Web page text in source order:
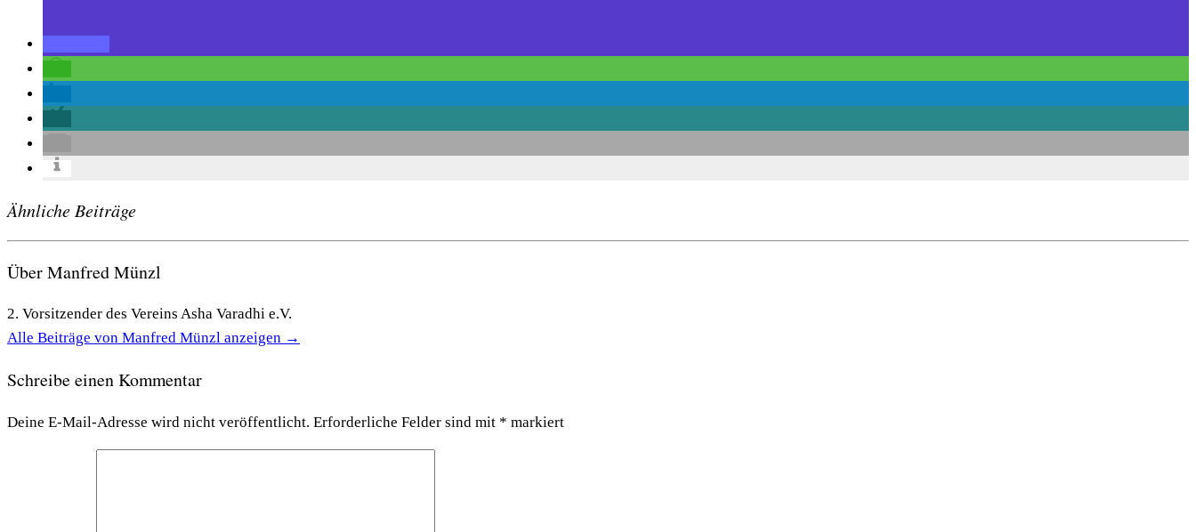
Ähnliche Beiträge
Über Manfred Münzl
2. Vorsitzender des Vereins Asha Varadhi e.V.
Alle Beiträge von Manfred Münzl anzeigen →
Schreibe einen Kommentar
Deine E-Mail-Adresse wird nicht veröffentlicht. Erforderliche Felder sind mit * markiert